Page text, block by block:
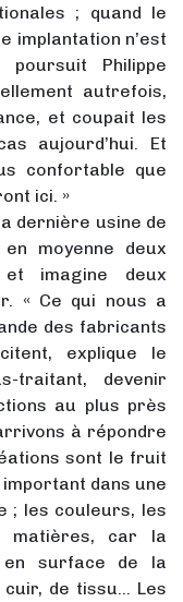
; quand le
implantation n’est
Philippe
autrefois,
et coupait les
aujourd’hui. Et
confortable que
ici. »
dernière usine de
moyenne deux
imagine deux
« Ce qui nous a
des fabricants
explique le
traitant, devenir
au plus près
à répondre
sont le fruit
important dans une
; les couleurs, les
matières, car la
en surface de la
cuir, de tissu… Les